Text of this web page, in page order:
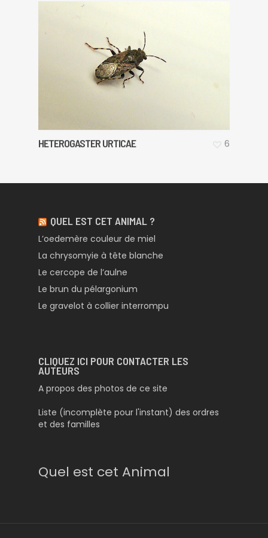
HETEROGASTER URTICAE 6
QUEL EST CET ANIMAL ?
L’oedemère couleur de miel
La chrysomyie à tête blanche
Le cercope de l’aulne
Le brun du pélargonium
Le gravelot à collier interrompu
CLIQUEZ ICI POUR CONTACTER LES
AUTEURS
A propos des photos de ce site
Liste (incomplète pour l'instant) des ordres
et des familles
Quel est cet Animal